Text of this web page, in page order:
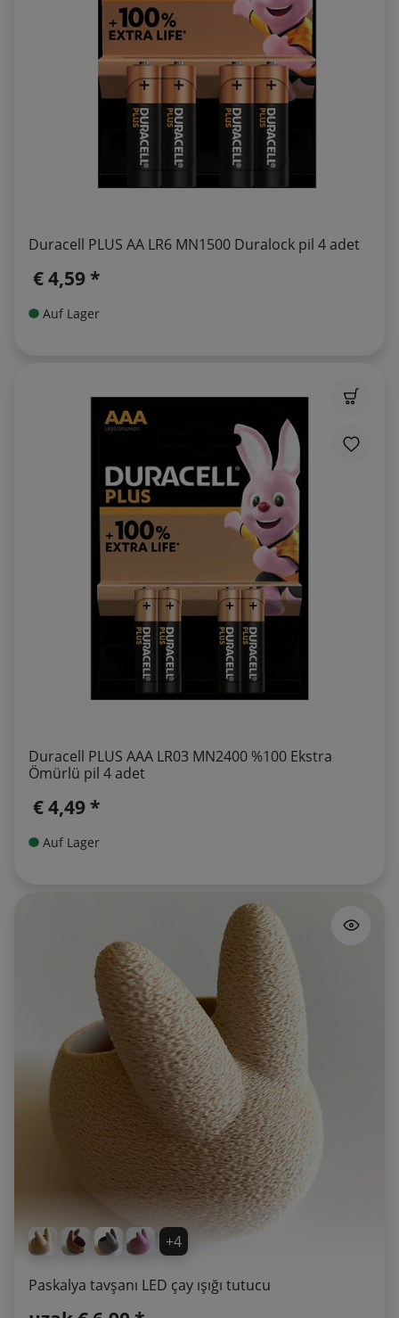
Duracell PLUS AA LR6 MN1500 Duralock pil 4 adet
€ 4,59 *
Auf Lager
Duracell PLUS AAA LR03 MN2400 %100 Ekstra
Ömürlü pil 4 adet
€ 4,49 *
Auf Lager
+4
Paskalya tavşanı LED çay ışığı tutucu